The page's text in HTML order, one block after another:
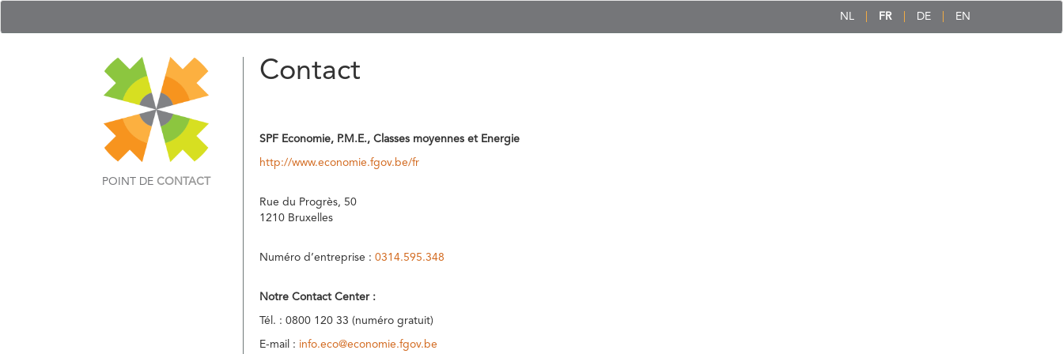
NL FR DE EN
POINT DE CONTACT
Contact
SPF Economie, P.M.E., Classes moyennes et Energie
http://www.economie.fgov.be/fr
Rue du Progrès, 50
1210 Bruxelles
Numéro d’entreprise : 0314.595.348
Notre Contact Center :
Tél. : 0800 120 33 (numéro gratuit)
E-mail : info.eco@economie.fgov.be